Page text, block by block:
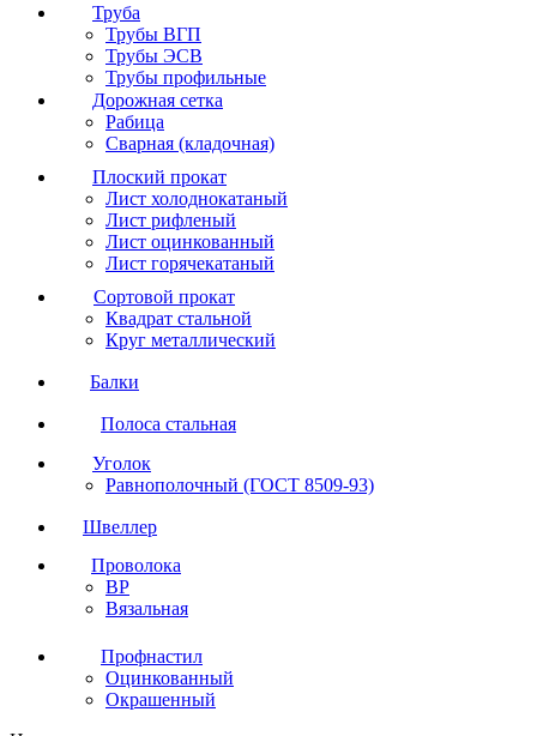
Труба
Трубы ВГП
Трубы ЭСВ
Трубы профильные
Дорожная сетка
Рабица
Сварная (кладочная)
Плоский прокат
Лист холоднокатаный
Лист рифленый
Лист оцинкованный
Лист горячекатаный
Сортовой прокат
Квадрат стальной
Круг металлический
Балки
Полоса стальная
Уголок
Равнополочный (ГОСТ 8509-93)
Швеллер
Проволока
ВР
Вязальная
Профнастил
Оцинкованный
Окрашенный